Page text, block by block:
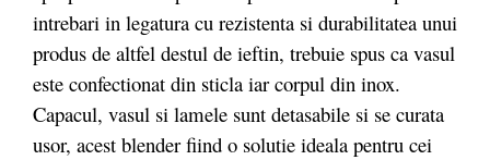
intrebari in legatura cu rezistenta si durabilitatea unui
produs de altfel destul de ieftin, trebuie spus ca vasul
este confectionat din sticla iar corpul din inox.
Capacul, vasul si lamele sunt detasabile si se curata
usor, acest blender fiind o solutie ideala pentru cei